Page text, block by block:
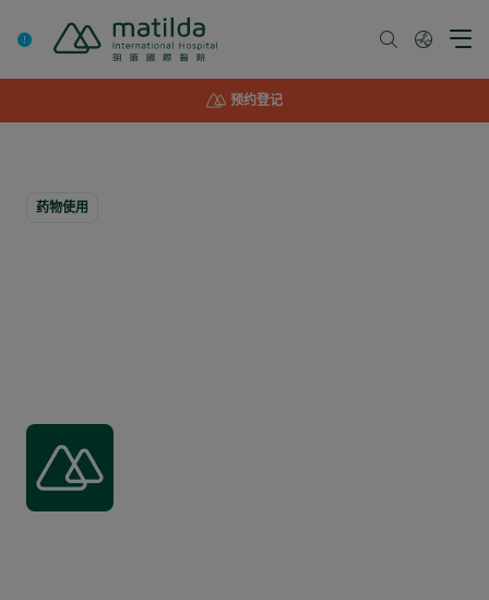
预约登记
药物使用